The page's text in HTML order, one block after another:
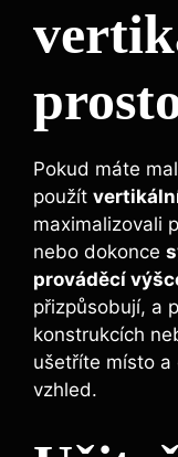
Pokud máte
použít
maximalizovali
nebo‌ dokonce
prováděcí
‌přizpůsobují, a
konstrukcích
ušetříte místo
vzhled.